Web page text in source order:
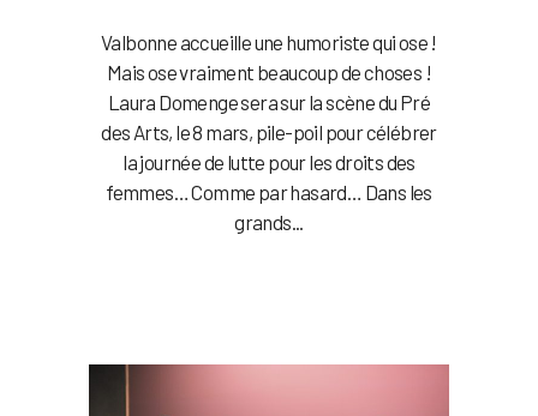
Valbonne accueille une humoriste qui ose !
Mais ose vraiment beaucoup de choses !
Laura Domenge sera sur la scène du Pré
des Arts, le 8 mars, pile-poil pour célébrer
la journée de lutte pour les droits des
femmes… Comme par hasard… Dans les
grands...